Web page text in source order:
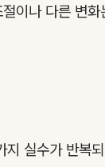
이나 다른 변
지 실수가 반복